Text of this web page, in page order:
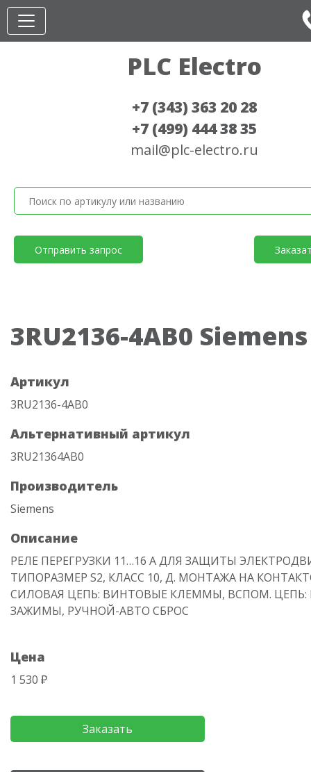
PLC Electro
+7 (343) 363 20 28
+7 (499) 444 38 35
mail@plc-electro.ru
Отправить запрос
3RU2136-4AB0 Siemens
Артикул
3RU2136-4AB0
Альтернативный артикул
3RU21364AB0
Производитель
Siemens
Описание
РЕЛЕ ПЕРЕГРУЗКИ 11…16 A ДЛЯ ЗАЩИТЫ
ТИПОРАЗМЕР S2, КЛАСС 10, Д. МОНТАЖА НА
СИЛОВАЯ ЦЕПЬ: ВИНТОВЫЕ КЛЕММЫ, ВСПОМ.
ЗАЖИМЫ, РУЧНОЙ-АВТО СБРОС
Цена
1 530 ₽
Заказать